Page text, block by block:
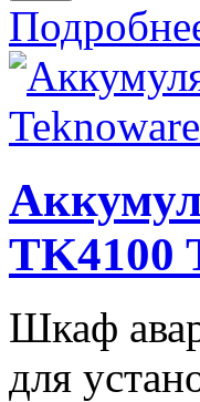
TK4100
Шкаф
для